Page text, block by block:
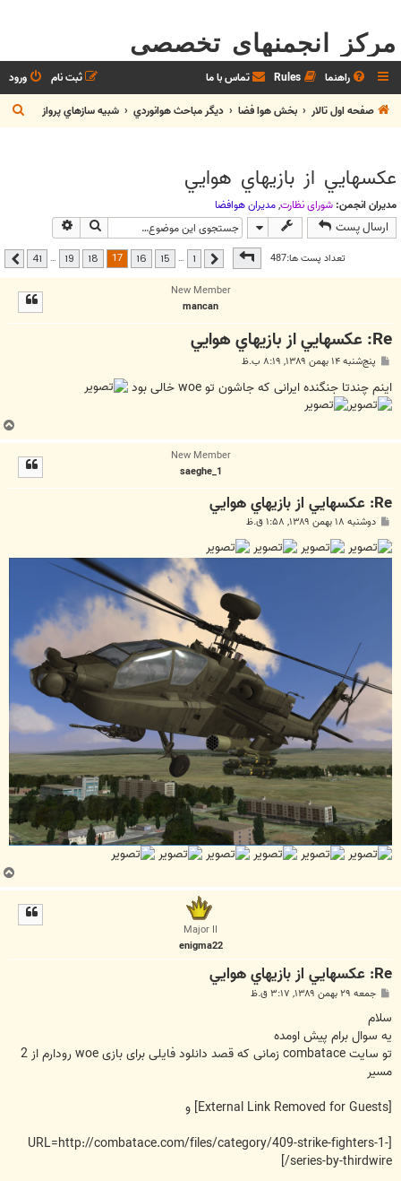
مرکز انجمنهای تخصصی
راهنما Rules تماس با ما ورود
ثبت نام
صفحه اول تالار
بخش هوا فضا ديگر مباحث هوانوردي شبيه سازهاي پرواز
ج
س
عکسهايي از بازيهاي هوايي
مدیران انجمن: شوراي نظارت,مديران هوافضا
ارسال پست جستجو
تعداد پست ها:487صفحه17 از41 قبلی …
15
16
17
18
19
…
41 بعدی
New Member
mancan
Re: عکسهايي از بازيهاي هوايي
پ
ت
پنج‌شنبه ۱۴ بهمن ۱۳۸۹, ۸:۱۹ ب.ظ
اینم چندتا جنگنده ایرانی که جاشون تو woe خالی بود
ب
ا
New Member
saeghe_1
Re: عکسهايي از بازيهاي هوايي
پ
ت
دوشنبه ۱۸ بهمن ۱۳۸۹, ۱:۵۸ ق.ظ
ب
ا
Major II
enigma22
Re: عکسهايي از بازيهاي هوايي
پ
ت
جمعه ۲۹ بهمن ۱۳۸۹, ۳:۱۷ ق.ظ
سلام
یه سوال برام پیش اومده
تو سایت combatace زمانی که قصد دانلود فایلی برای بازی woe رودارم از 2
مسیر
و
[URL=http://combatace.com/files/category/409-strike-fighters-1-
series-by-thirdwire/]